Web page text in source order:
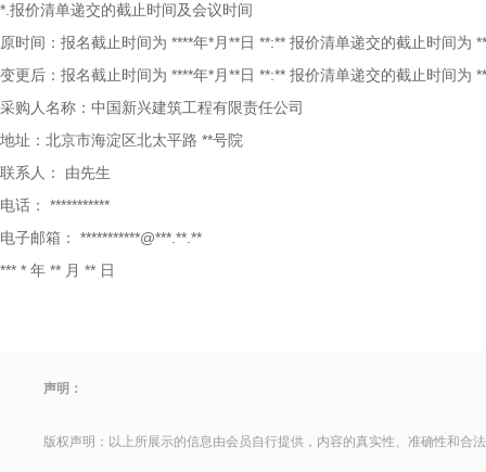
*.报价清单递交的截止时间及会议时间
原时间：报名截止时间为 ****年*月**日 **:** 报价清单递交的截止时间为
变更后：报名截止时间为 ****年*月**日 **:** 报价清单递交的截止时间为
采购人名称：中国新兴建筑工程有限责任公司
地址：北京市海淀区北太平路 **号院
联系人：
由先生
电话：
***********
电子邮箱：
***********@***.**.**
*** * 年 ** 月 ** 日
声明：
版权声明：以上所展示的信息由会员自行提供，内容的真实性、准确性和合